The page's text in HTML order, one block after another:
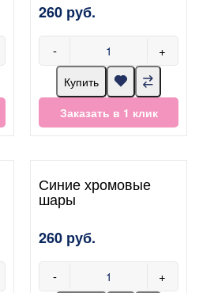
260 руб.
- +
Купить
Заказать в 1 клик
Синие хромовые
шары
260 руб.
- +